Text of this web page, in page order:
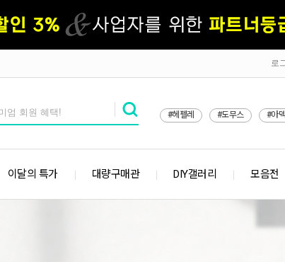
로
#헤펠레 #도무스 #아
이달의 특가 대량구매관 DIY갤러리 모음전